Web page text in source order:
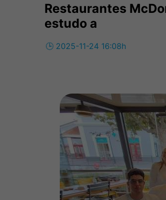
Restaurantes
estudo a
🕒 2025-11-24 16:08h